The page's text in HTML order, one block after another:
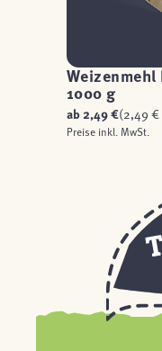
Weizenmehl
1000 g
ab 2,49 €(2,49 €
Preise inkl. MwSt.